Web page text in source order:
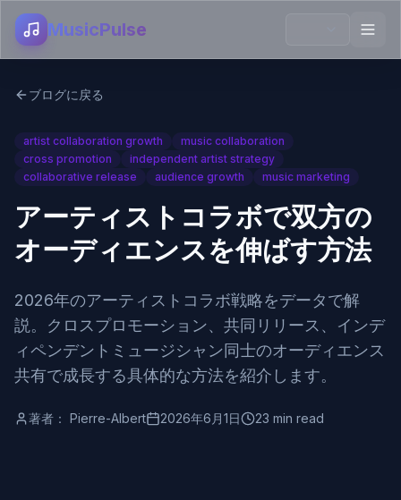
MusicPulse
ブログに戻る
artist collaboration growth
music collaboration
cross promotion
independent artist strategy
collaborative release
audience growth music marketing
アーティストコラボで双方の
オーディエンスを伸ばす方法
2026年のアーティストコラボ戦略をデータで解
説。クロスプロモーション、共同リリース、インデ
ィペンデントミュージシャン同士のオーディエンス
共有で成長する具体的な方法を紹介します。
著者： Pierre-Albert 2026年6月1日 23 min read